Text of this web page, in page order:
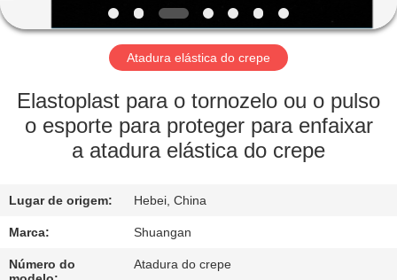
EXCURSÃO
FÁBRICA
CONTROLE
QUALIDADE
CONTACTE-
Atadura elástica do crepe
Elastoplast para o tornozelo ou o pulso
o esporte para proteger para enfaixar
a atadura elástica do crepe
Lugar de origem: Hebei, China
Marca: Shuangan
Número do
Atadura do crepe